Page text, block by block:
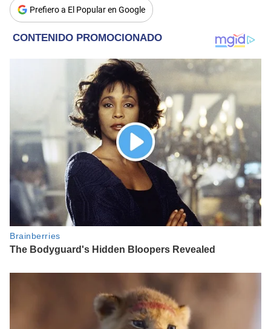
Prefiero a El Popular en Google